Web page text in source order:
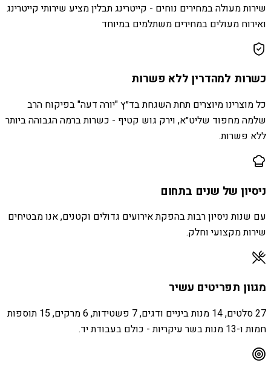
שירות מעולה במחירים נוחים - קייטרינג תבלין מציע שירותי קייטרינג
ואירוח מעולים במחירים משתלמים במיוחד
כשרות למהדרין ללא פשרות
כל מוצרינו מיוצרים תחת השגחת בד״ץ "יורה דעה" בפיקוח הרב
שלמה מחפוד שליט״א, וירק גוש קטיף - כשרות ברמה הגבוהה ביותר
ללא פשרות.
ניסיון של שנים בתחום
עם שנות ניסיון רבות בהפקת אירועים גדולים וקטנים, אנו מבטיחים
שירות מקצועי וחלק.
מגוון תפריטים עשיר
27 סלטים, 14 מנות ביניים ודגים, 7 פשטידות, 6 מרקים, 15 תוספות
חמות ו-13 מנות בשר עיקריות - כולם בעבודת יד.